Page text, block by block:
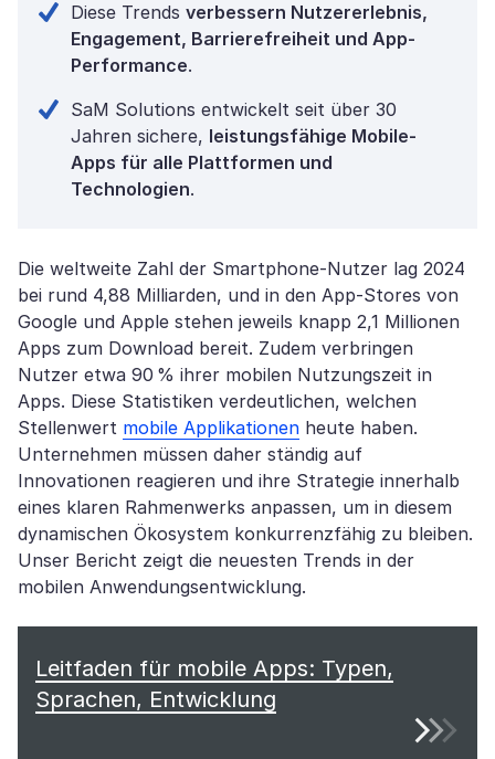
Diese Trends verbessern Nutzererlebnis,
Engagement, Barrierefreiheit und App-
Performance.
SaM Solutions entwickelt seit über 30
Jahren sichere, leistungsfähige Mobile-
Apps für alle Plattformen und
Technologien.
Die weltweite Zahl der Smartphone-Nutzer lag 2024
bei rund 4,88 Milliarden, und in den App-Stores von
Google und Apple stehen jeweils knapp 2,1 Millionen
Apps zum Download bereit. Zudem verbringen
Nutzer etwa 90 % ihrer mobilen Nutzungszeit in
Apps. Diese Statistiken verdeutlichen, welchen
Stellenwert mobile Applikationen heute haben.
Unternehmen müssen daher ständig auf
Innovationen reagieren und ihre Strategie innerhalb
eines klaren Rahmenwerks anpassen, um in diesem
dynamischen Ökosystem konkurrenzfähig zu bleiben.
Unser Bericht zeigt die neuesten Trends in der
mobilen Anwendungsentwicklung.
Leitfaden für mobile Apps: Typen,
Sprachen, Entwicklung